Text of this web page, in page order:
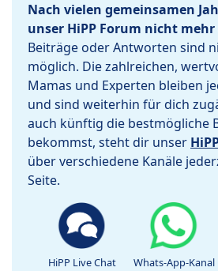
Nach vielen gemeinsamen
unser HiPP Forum nicht
Beiträge oder Antworten sind
möglich. Die zahlreichen,
Mamas und Experten bleiben
und sind weiterhin für dich
auch künftig die bestmögliche
bekommst, steht dir unser
über verschiedene Kanäle
Seite.
HiPP Live Chat Whats-App-Kanal